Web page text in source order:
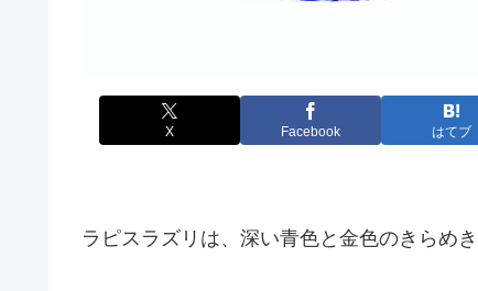
X Facebook はてブ
ラピスラズリは、深い青色と金色のきらめ